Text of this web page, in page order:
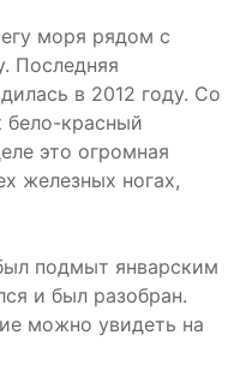
моря рядом с
Последняя
в 2012 году. Со
бело-красный
это огромная
железных ногах,
подмыт январским
и был разобран.
можно увидеть на